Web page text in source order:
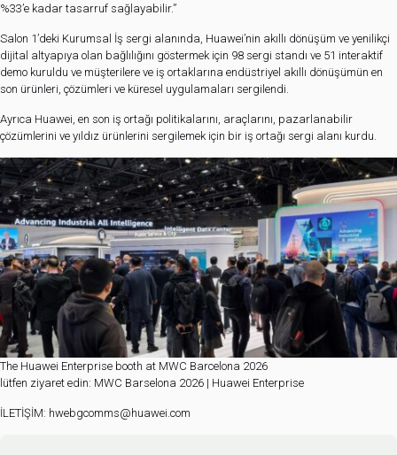
%33’e kadar tasarruf sağlayabilir.”
Salon 1’deki Kurumsal İş sergi alanında, Huawei’nin akıllı dönüşüm ve yenilikçi
dijital altyapıya olan bağlılığını göstermek için 98 sergi standı ve 51 interaktif
demo kuruldu ve müşterilere ve iş ortaklarına endüstriyel akıllı dönüşümün en
son ürünleri, çözümleri ve küresel uygulamaları sergilendi.
Ayrıca Huawei, en son iş ortağı politikalarını, araçlarını, pazarlanabilir
çözümlerini ve yıldız ürünlerini sergilemek için bir iş ortağı sergi alanı kurdu.
The Huawei Enterprise booth at MWC Barcelona 2026
lütfen ziyaret edin: MWC Barselona 2026 | Huawei Enterprise
İLETİŞİM: hwebgcomms@huawei.com